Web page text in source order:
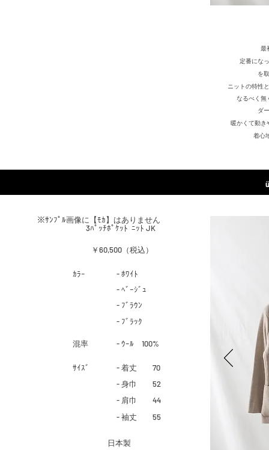
最
定番にな
を
ニットの特性
なるべく無
ダ
暖かくて動き
着心
3ﾊﾟｯﾁﾎﾟｹｯﾄ ﾆｯﾄ JK
￥60,500（税込）
​ｶﾗｰ
​混率
​ｻｲｽﾞ
- ﾎﾜｲﾄ
- ﾍﾞｰｼﾞｭ
- ﾌﾞﾗｳﾝ
- ﾌﾞﾗｯｸ
- ｳｰﾙ 100%
- 着丈 70
- 身巾 52
- 肩巾 44
- 袖丈 55
​日本製
​※ｻﾝﾌﾟﾙ画像に【ﾓｶ】はありません